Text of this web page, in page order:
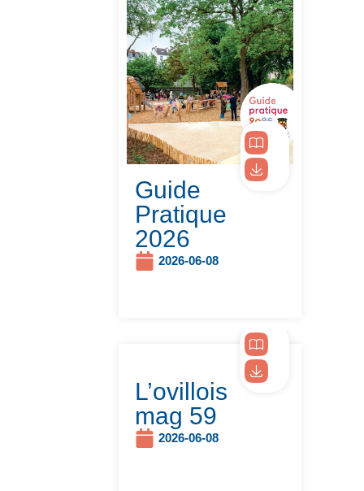
2026-06-08
Guide
Pratique
2026
2026-06-08
L’ovillois
mag 59